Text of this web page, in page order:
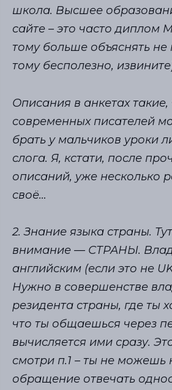
школа. Высшее
сайте – это часто диплом
тому больше объяснять
тому бесполезно,
Описания в анкетах
современных писателей
брать у мальчиков уроки
слога. Я, кстати, после
описаний, уже несколько
своё…
2. Знание языка страны.
внимание — СТРАНЫ.
английским (если это не
Нужно в совершенстве
резидента страны, где ты
что ты общаешься через
вычисляется ими сразу.
смотри п.1 – ты не можешь
обращение отвечать